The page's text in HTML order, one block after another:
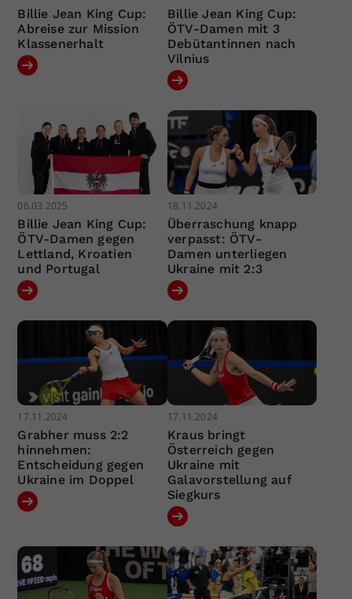
Billie Jean King Cup:
Abreise zur Mission
Klassenerhalt
Billie Jean King Cup:
ÖTV-Damen mit 3
Debütantinnen nach
Vilnius
06.03.2025
Billie Jean King Cup:
ÖTV-Damen gegen
Lettland, Kroatien
und Portugal
18.11.2024
Überraschung knapp
verpasst: ÖTV-
Damen unterliegen
Ukraine mit 2:3
17.11.2024
Grabher muss 2:2
hinnehmen:
Entscheidung gegen
Ukraine im Doppel
17.11.2024
Kraus bringt
Österreich gegen
Ukraine mit
Galavorstellung auf
Siegkurs